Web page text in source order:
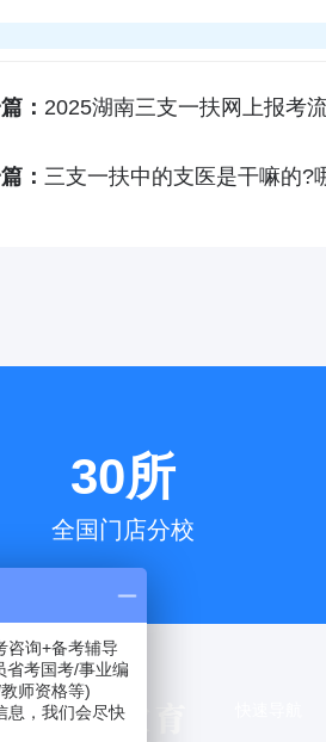
： 2025湖南三支一扶网上报考
： 三支一扶中的支医是干嘛的?
30所
全国门店分校
咨询+备考辅导
省考国考/事业编
师资格等)
息，我们会尽快